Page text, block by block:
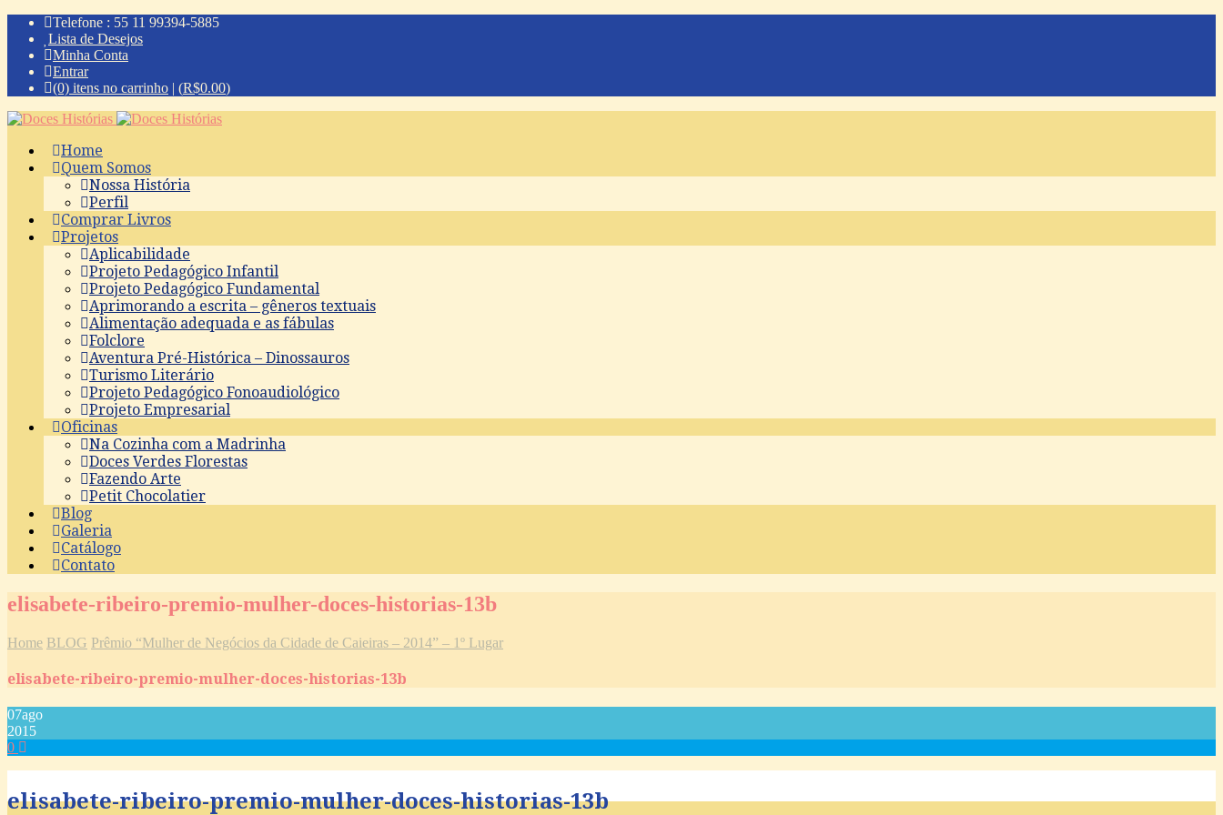
Telefone : 55 11 99394-5885
Lista de Desejos
Minha Conta
Entrar
(0) itens no carrinho | (R$0.00)
Home
Quem Somos
Nossa História
Perfil
Comprar Livros
Projetos
Aplicabilidade
Projeto Pedagógico Infantil
Projeto Pedagógico Fundamental
Aprimorando a escrita – gêneros textuais
Alimentação adequada e as fábulas
Folclore
Aventura Pré-Histórica – Dinossauros
Turismo Literário
Projeto Pedagógico Fonoaudiológico
Projeto Empresarial
Oficinas
Na Cozinha com a Madrinha
Doces Verdes Florestas
Fazendo Arte
Petit Chocolatier
Blog
Galeria
Catálogo
Contato
elisabete-ribeiro-premio-mulher-doces-historias-13b
Home BLOG Prêmio “Mulher de Negócios da Cidade de Caieiras – 2014” – 1º Lugar
elisabete-ribeiro-premio-mulher-doces-historias-13b
07ago
2015
0
elisabete-ribeiro-premio-mulher-doces-historias-13b